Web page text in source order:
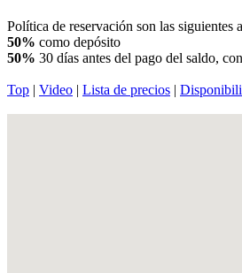
Política de reservación son las
50% como depósito
50% 30 días antes del pago del saldo,
Top | Video | Lista de precios |